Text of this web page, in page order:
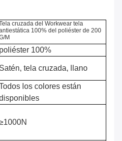
cruzada del Workwear tela
100% del poliéster de 200
M
poliéster 100%
Satén, tela cruzada, llano
los colores están